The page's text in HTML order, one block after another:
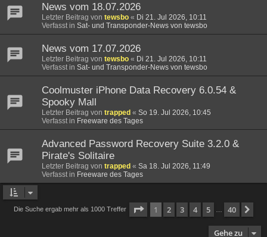
News vom 18.07.2026
Letzter Beitrag von tewsbo « Di 21. Jul 2026, 10:11
Verfasst in Sat- und Transponder-News von tewsbo
News vom 17.07.2026
Letzter Beitrag von tewsbo « Di 21. Jul 2026, 10:11
Verfasst in Sat- und Transponder-News von tewsbo
Coolmuster iPhone Data Recovery 6.0.54 &
Spooky Mall
Letzter Beitrag von trapped « So 19. Jul 2026, 10:45
Verfasst in Freeware des Tages
Advanced Password Recovery Suite 3.2.0 &
Pirate's Solitaire
Letzter Beitrag von trapped « Sa 18. Jul 2026, 11:49
Verfasst in Freeware des Tages
Die Suche ergab mehr als 1000 Treffer Seite 1von 40
1 2 3 4 5 40
Gehe zu